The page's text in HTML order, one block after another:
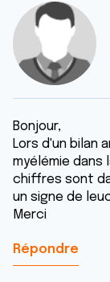
Bonjour,
Lors d'un bilan
myélémie dans
chiffres sont
un signe de
Merci
Répondre